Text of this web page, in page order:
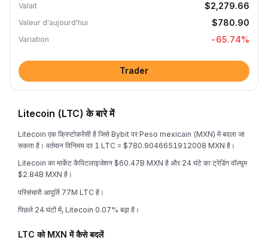
Valait $2,279.66
Valeur d'aujourd'hui $780.90
Variation -65.74%
Trader
Litecoin (LTC) के बारे में
Litecoin एक क्रिप्टोकरेंसी है जिसे Bybit पर Peso mexicain (MXN) में बदला जा
सकता है। वर्तमान विनिमय दर 1 LTC = $780.9046651912008 MXN है।
Litecoin का मार्केट कैपिटलाइजेशन $60.47B MXN है और 24 घंटे का ट्रेडिंग वॉल्यूम
$2.84B MXN है।
परिसंचारी आपूर्ति 77M LTC है।
पिछले 24 घंटों में, Litecoin 0.07% बढ़ा है।
LTC को MXN में कैसे बदलें